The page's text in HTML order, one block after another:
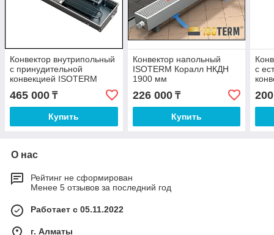
Конвектор внутрипольный
с принудительной
конвекцией ISOTERM
Гольфстрим КВК24 1700
мм
465 000 ₸
Купить
Конвектор напольный
ISOTERM Коралл НКДН
1900 мм
226 000₸
Купить
с
О нас
Рейтинг не сформирован
Менее 5 отзывов за последний год
Работает с 05.11.2022
г. Алматы